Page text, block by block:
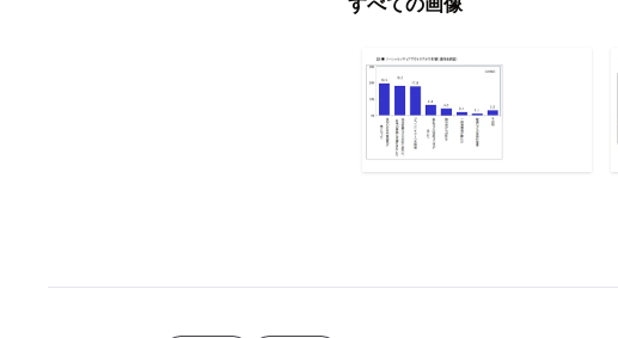
すべての画像